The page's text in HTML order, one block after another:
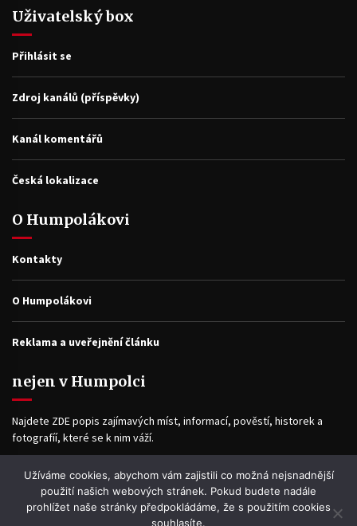
Uživatelský box
Přihlásit se
Zdroj kanálů (příspěvky)
Kanál komentářů
Česká lokalizace
O Humpolákovi
Kontakty
O Humpolákovi
Reklama a uveřejnění článku
nejen v Humpolci
Najdete ZDE popis zajímavých míst, informací, pověstí, historek a
fotografíí, které se k nim váží.
Facebook
Užíváme cookies, abychom vám zajistili co možná nejsnadnější
použití našich webových stránek. Pokud budete nadále
prohlížet naše stránky předpokládáme, že s použitím cookies
souhlasíte.